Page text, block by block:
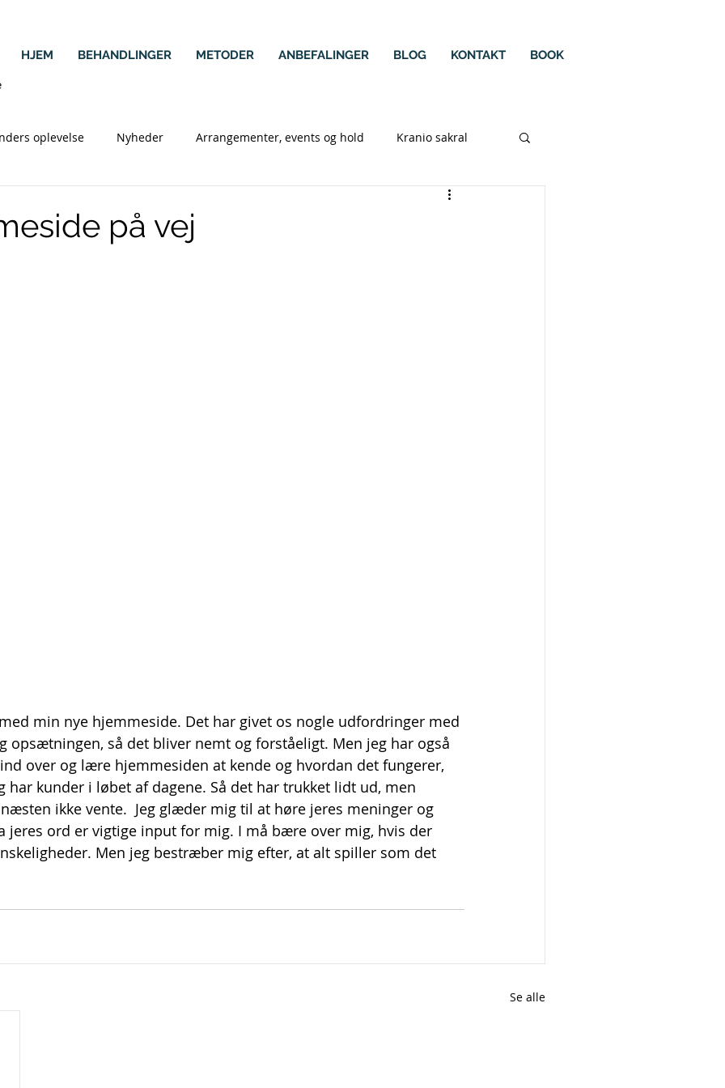
HJEM BEHANDLINGER METODER ANBEFALINGER BLOG KONTAKT BOOK
oplevelse Nyheder Arrangementer, events og hold Kranio sakral
på vej
min nye hjemmeside. Det har givet os nogle udfordringer med
opsætningen, så det bliver nemt og forståeligt. Men jeg har også
over og lære hjemmesiden at kende og hvordan det fungerer,
har kunder i løbet af dagene. Så det har trukket lidt ud, men
ikke vente.  Jeg glæder mig til at høre jeres meninger og
jeres ord er vigtige input for mig. I må bære over mig, hvis der
Men jeg bestræber mig efter, at alt spiller som det
Se alle